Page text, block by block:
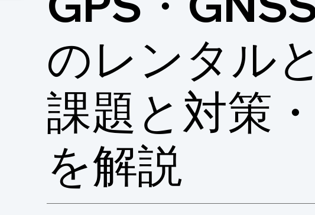
のレンタル
課題と対策
を解説